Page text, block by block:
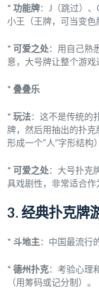
* 功能牌：J（跳过）
小王（王牌，可当变色
* 可爱之处：用自己熟
意，大号牌让整个游戏
* 叠叠乐
* 玩法：这不是传统的
牌，然后用抽出的扑
形成一个“人”字形结构
* 可爱之处：大号扑克
具戏剧性，非常适合作
3. 经典扑克牌
* 斗地主：中国最流行
* 德州扑克：考验心理
（用筹码或记分制）。